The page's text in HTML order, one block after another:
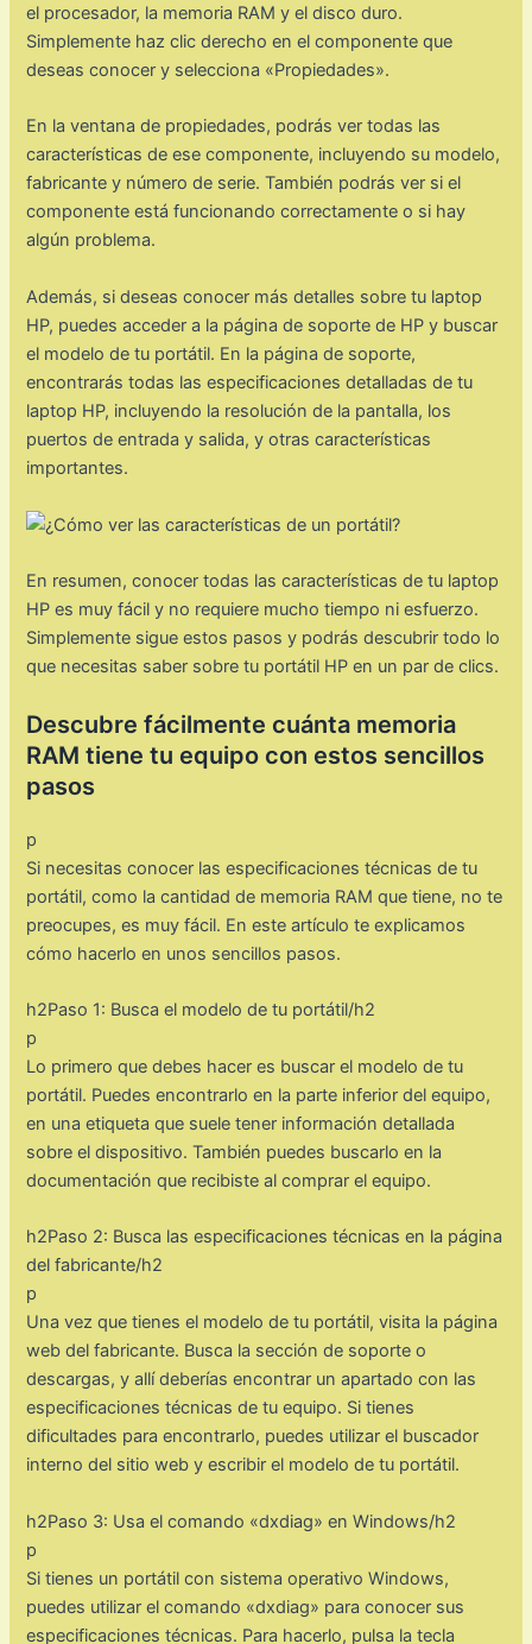
el procesador, la memoria RAM y el disco duro.
Simplemente haz clic derecho en el componente que
deseas conocer y selecciona «Propiedades».
En la ventana de propiedades, podrás ver todas las
características de ese componente, incluyendo su modelo,
fabricante y número de serie. También podrás ver si el
componente está funcionando correctamente o si hay
algún problema.
Además, si deseas conocer más detalles sobre tu laptop
HP, puedes acceder a la página de soporte de HP y buscar
el modelo de tu portátil. En la página de soporte,
encontrarás todas las especificaciones detalladas de tu
laptop HP, incluyendo la resolución de la pantalla, los
puertos de entrada y salida, y otras características
importantes.
En resumen, conocer todas las características de tu laptop
HP es muy fácil y no requiere mucho tiempo ni esfuerzo.
Simplemente sigue estos pasos y podrás descubrir todo lo
que necesitas saber sobre tu portátil HP en un par de clics.
Descubre fácilmente cuánta memoria
RAM tiene tu equipo con estos sencillos
pasos
p
Si necesitas conocer las especificaciones técnicas de tu
portátil, como la cantidad de memoria RAM que tiene, no te
preocupes, es muy fácil. En este artículo te explicamos
cómo hacerlo en unos sencillos pasos.
h2Paso 1: Busca el modelo de tu portátil/h2
p
Lo primero que debes hacer es buscar el modelo de tu
portátil. Puedes encontrarlo en la parte inferior del equipo,
en una etiqueta que suele tener información detallada
sobre el dispositivo. También puedes buscarlo en la
documentación que recibiste al comprar el equipo.
h2Paso 2: Busca las especificaciones técnicas en la página
del fabricante/h2
p
Una vez que tienes el modelo de tu portátil, visita la página
web del fabricante. Busca la sección de soporte o
descargas, y allí deberías encontrar un apartado con las
especificaciones técnicas de tu equipo. Si tienes
dificultades para encontrarlo, puedes utilizar el buscador
interno del sitio web y escribir el modelo de tu portátil.
h2Paso 3: Usa el comando «dxdiag» en Windows/h2
p
Si tienes un portátil con sistema operativo Windows,
puedes utilizar el comando «dxdiag» para conocer sus
especificaciones técnicas. Para hacerlo, pulsa la tecla